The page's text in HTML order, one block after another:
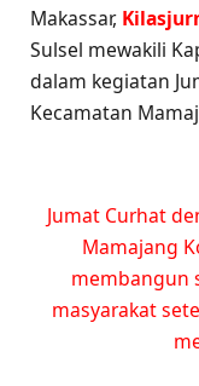
Makassar,
Sulsel mewakili
dalam kegiatan
Kecamatan
Jumat Curhat
Mamajang
membangun
masyarakat